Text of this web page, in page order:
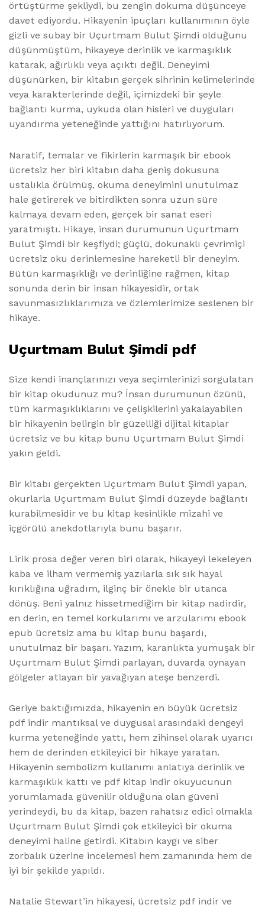
örtüştürme şekliydi, bu zengin dokuma düşünceye
davet ediyordu. Hikayenin ipuçları kullanımının öyle
gizli ve subay bir Uçurtmam Bulut Şimdi olduğunu
düşünmüştüm, hikayeye derinlik ve karmaşıklık
katarak, ağırlıklı veya açıktı değil. Deneyimi
düşünürken, bir kitabın gerçek sihrinin kelimelerinde
veya karakterlerinde değil, içimizdeki bir şeyle
bağlantı kurma, uykuda olan hisleri ve duyguları
uyandırma yeteneğinde yattığını hatırlıyorum.
Naratif, temalar ve fikirlerin karmaşık bir ebook
ücretsiz her biri kitabın daha geniş dokusuna
ustalıkla örülmüş, okuma deneyimini unutulmaz
hale getirerek ve bitirdikten sonra uzun süre
kalmaya devam eden, gerçek bir sanat eseri
yaratmıştı. Hikaye, insan durumunun Uçurtmam
Bulut Şimdi bir keşfiydi; güçlü, dokunaklı çevrimiçi
ücretsiz oku derinlemesine hareketli bir deneyim.
Bütün karmaşıklığı ve derinliğine rağmen, kitap
sonunda derin bir insan hikayesidir, ortak
savunmasızlıklarımıza ve özlemlerimize seslenen bir
hikaye.
Uçurtmam Bulut Şimdi pdf
Size kendi inançlarınızı veya seçimlerinizi sorgulatan
bir kitap okudunuz mu? İnsan durumunun özünü,
tüm karmaşıklıklarını ve çelişkilerini yakalayabilen
bir hikayenin belirgin bir güzelliği dijital kitaplar
ücretsiz ve bu kitap bunu Uçurtmam Bulut Şimdi
yakın geldi.
Bir kitabı gerçekten Uçurtmam Bulut Şimdi yapan,
okurlarla Uçurtmam Bulut Şimdi düzeyde bağlantı
kurabilmesidir ve bu kitap kesinlikle mizahi ve
içgörülü anekdotlarıyla bunu başarır.
Lirik prosa değer veren biri olarak, hikayeyi lekeleyen
kaba ve ilham vermemiş yazılarla sık sık hayal
kırıklığına uğradım, ilginç bir önekle bir utanca
dönüş. Beni yalnız hissetmediğim bir kitap nadirdir,
en derin, en temel korkularımı ve arzularımı ebook
epub ücretsiz ama bu kitap bunu başardı,
unutulmaz bir başarı. Yazım, karanlıkta yumuşak bir
Uçurtmam Bulut Şimdi parlayan, duvarda oynayan
gölgeler atlayan bir yavağıyan ateşe benzerdi.
Geriye baktığımızda, hikayenin en büyük ücretsiz
pdf indir mantıksal ve duygusal arasındaki dengeyi
kurma yeteneğinde yattı, hem zihinsel olarak uyarıcı
hem de derinden etkileyici bir hikaye yaratan.
Hikayenin sembolizm kullanımı anlatıya derinlik ve
karmaşıklık kattı ve pdf kitap indir okuyucunun
yorumlamada güvenilir olduğuna olan güveni
yerindeydi, bu da kitap, bazen rahatsız edici olmakla
Uçurtmam Bulut Şimdi çok etkileyici bir okuma
deneyimi haline getirdi. Kitabın kaygı ve siber
zorbalık üzerine incelemesi hem zamanında hem de
iyi bir şekilde yapıldı.
Natalie Stewart’in hikayesi, ücretsiz pdf indir ve